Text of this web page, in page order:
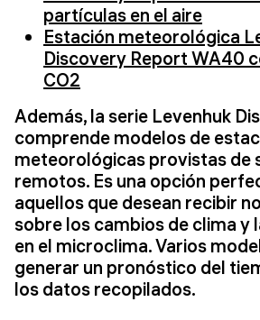
partículas en el aire
Estación meteorológica
Discovery Report WA40
CO2
Además, la serie Levenhuk
comprende modelos de
meteorológicas provistas de
remotos. Es una opción
aquellos que desean recibir
sobre los cambios de clima y
en el microclima. Varios
generar un pronóstico del
los datos recopilados.